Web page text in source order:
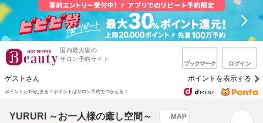
国内最大級の
サロン予約サイト
ブックマーク ログイン
ゲストさん ポイントを表示する
ポイントが1%たまる！ ポイントはサロン予約でつかえる！
YURURI ～お一人様の癒し空間～ MAP